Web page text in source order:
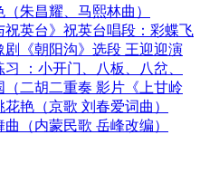
朱昌耀、马熙林曲）
英台》祝英台唱段：彩蝶飞
《朝阳沟》选段 王迎迎演
：小开门、八板、八岔、
（二胡二重奏 影片《上甘岭
艳（京歌 刘春爱词曲）
（内蒙民歌 岳峰改编）